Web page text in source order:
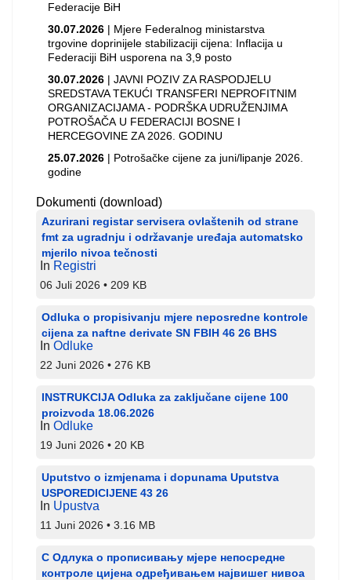
Federacije BiH
30.07.2026 | Mjere Federalnog ministarstva
trgovine doprinijele stabilizaciji cijena: Inflacija u
Federaciji BiH usporena na 3,9 posto
30.07.2026 | JAVNI POZIV ZA RASPODJELU
SREDSTAVA TEKUĆI TRANSFERI NEPROFITNIM
ORGANIZACIJAMA - PODRŠKA UDRUŽENJIMA
POTROŠAČA U FEDERACIJI BOSNE I
HERCEGOVINE ZA 2026. GODINU
25.07.2026 | Potrošačke cijene za juni/lipanje 2026.
godine
Dokumenti (download)
Azurirani registar servisera ovlaštenih od strane
fmt za ugradnju i održavanje uređaja automatsko
mjerilo nivoa tečnosti
In Registri
06 Juli 2026 209 KB
Odluka o propisivanju mjere neposredne kontrole
cijena za naftne derivate SN FBIH 46 26 BHS
In Odluke
22 Juni 2026 276 KB
INSTRUKCIJA Odluka za zaključane cijene 100
proizvoda 18.06.2026
In Odluke
19 Juni 2026 20 KB
Uputstvo o izmjenama i dopunama Uputstva
USPOREDICIJENE 43 26
In Upustva
11 Juni 2026 3.16 MB
С Одлука о прописивању мјере непосредне
контроле цијена одређивањем највишег нивоа